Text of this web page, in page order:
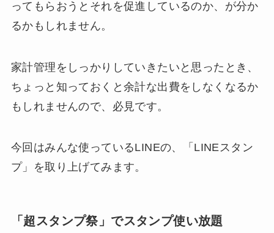
ってもらおうとそれを促進しているのか、が分か
るかもしれません。
家計管理をしっかりしていきたいと思ったとき、
ちょっと知っておくと余計な出費をしなくなるか
もしれませんので、必見です。
今回はみんな使っているLINEの、「LINEスタン
プ」を取り上げてみます。
「超スタンプ祭」でスタンプ使い放題